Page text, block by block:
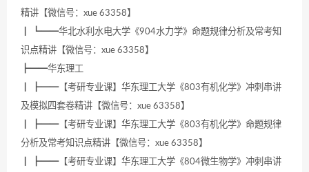
精讲【微信号：xue 63358】
┃ ┗━━华北水利水电大学《904水力学》命题规律分析及常考知
识点精讲【微信号：xue 63358】
┣━━华东理工
┃ ┣━━【考研专业课】华东理工大学《803有机化学》冲刺串讲
及模拟四套卷精讲【微信号：xue 63358】
┃ ┣━━【考研专业课】华东理工大学《803有机化学》命题规律
分析及常考知识点精讲【微信号：xue 63358】
┃ ┣━━【考研专业课】华东理工大学《804微生物学》冲刺串讲